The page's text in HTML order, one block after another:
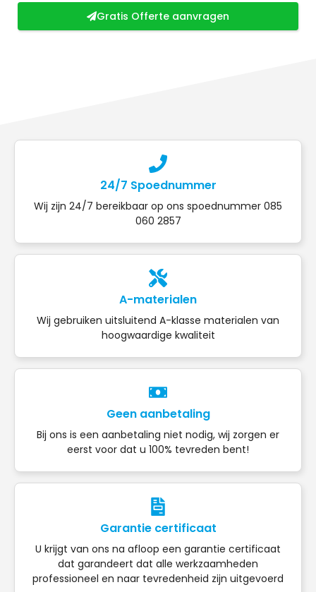
Gratis Offerte aanvragen
24/7 Spoednummer
Wij zijn 24/7 bereikbaar op ons spoednummer 085
060 2857
A-materialen
Wij gebruiken uitsluitend A-klasse materialen van
hoogwaardige kwaliteit
Geen aanbetaling
Bij ons is een aanbetaling niet nodig, wij zorgen er
eerst voor dat u 100% tevreden bent!
Garantie certificaat
U krijgt van ons na afloop een garantie certificaat
dat garandeert dat alle werkzaamheden
professioneel en naar tevredenheid zijn uitgevoerd